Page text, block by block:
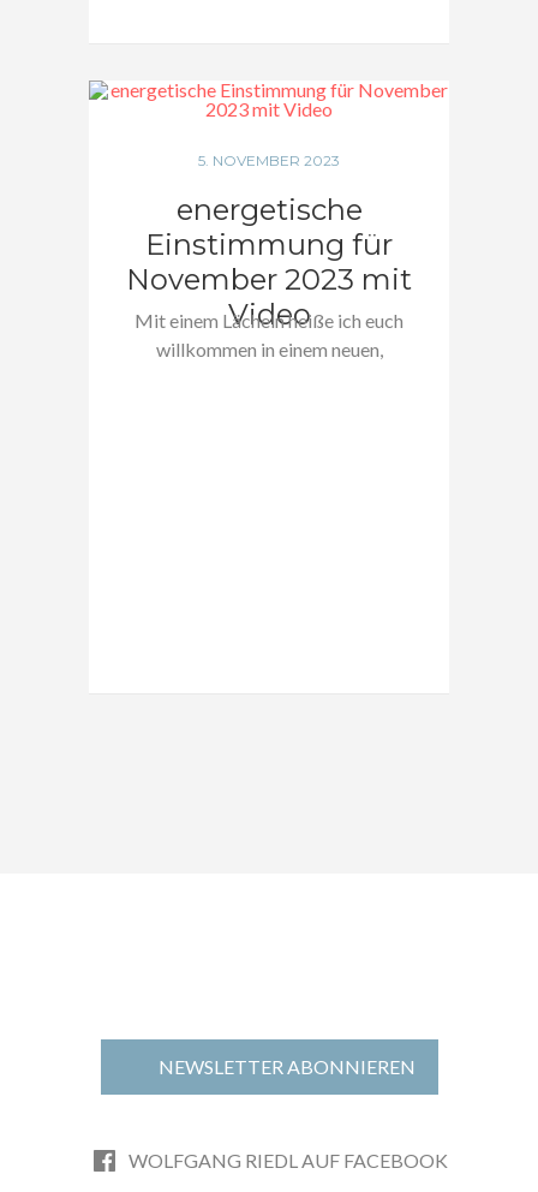
5. NOVEMBER 2023
energetische
Einstimmung für
November 2023 mit
Video
Mit einem Lächeln heiße ich euch
willkommen in einem neuen,
NEWSLETTER ABONNIEREN
WOLFGANG RIEDL AUF FACEBOOK